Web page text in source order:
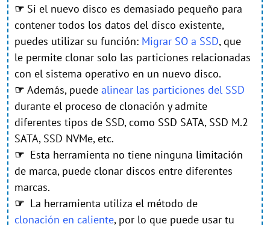
☞ Si el nuevo disco es demasiado pequeño para
contener todos los datos del disco existente,
puedes utilizar su función: Migrar SO a SSD, que
le permite clonar solo las particiones relacionadas
con el sistema operativo en un nuevo disco.
☞ Además, puede alinear las particiones del SSD
durante el proceso de clonación y admite
diferentes tipos de SSD, como SSD SATA, SSD M.2
SATA, SSD NVMe, etc.
☞ Esta herramienta no tiene ninguna limitación
de marca, puede clonar discos entre diferentes
marcas.
☞ La herramienta utiliza el método de
clonación en caliente, por lo que puede usar tu